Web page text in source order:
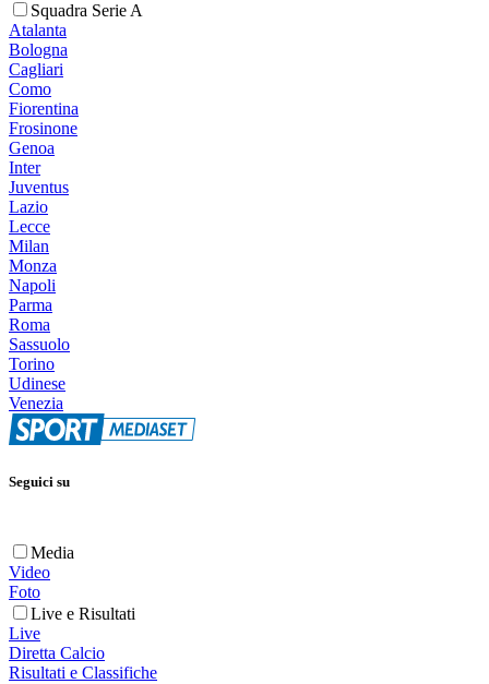
Squadra Serie A
Atalanta
Bologna
Cagliari
Como
Fiorentina
Frosinone
Genoa
Inter
Juventus
Lazio
Lecce
Milan
Monza
Napoli
Parma
Roma
Sassuolo
Torino
Udinese
Venezia
Seguici su
Media
Video
Foto
Live e Risultati
Live
Diretta Calcio
Risultati e Classifiche